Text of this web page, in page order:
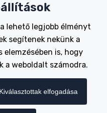
lehető legjobb élményt
segítenek nekünk a
is, hogy
a weboldalt számodra.
Kiválasztottak elfogadása